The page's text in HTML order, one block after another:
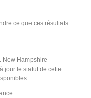
ce que ces résultats
New Hampshire
jour le statut de cette
: